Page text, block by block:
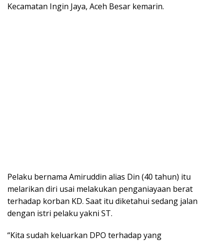
Kecamatan Ingin Jaya, Aceh Besar kemarin.
Pelaku bernama Amiruddin alias Din (40 tahun) itu
melarikan diri usai melakukan penganiayaan berat
terhadap korban KD. Saat itu diketahui sedang jalan
dengan istri pelaku yakni ST.
“Kita sudah keluarkan DPO terhadap yang